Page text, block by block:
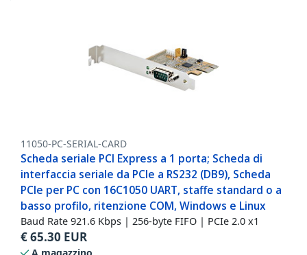
11050-PC-SERIAL-CARD
Scheda seriale PCI Express a 1 porta; Scheda di
interfaccia seriale da PCIe a RS232 (DB9), Scheda
PCIe per PC con 16C1050 UART, staffe standard o a
basso profilo, ritenzione COM, Windows e Linux
Baud Rate 921.6 Kbps | 256-byte FIFO | PCIe 2.0 x1
€65.30 EUR